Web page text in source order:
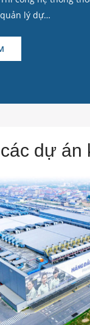
lý dự…
dự án